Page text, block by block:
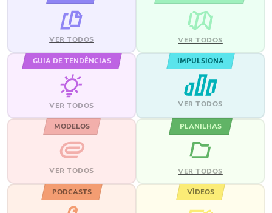
VER TODOS VER TODOS
GUIA DE TENDÊNCIAS
VER TODOS
IMPULSIONA
VER TODOS
MODELOS
VER TODOS
PLANILHAS
VER TODOS
PODCASTS VÍDEOS